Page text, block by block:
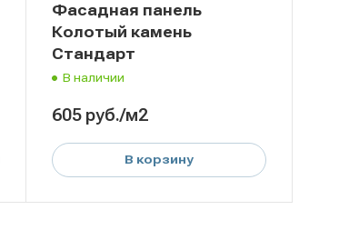
Фасадная панель
Колотый камень
Стандарт
В наличии
605 руб./м2
В корзину